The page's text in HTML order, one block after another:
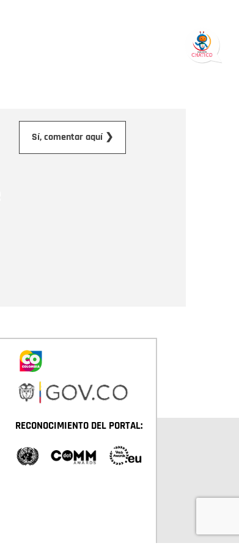
Sí, comentar aquí ❯
RECONOCIMIENTO DEL PORTAL: